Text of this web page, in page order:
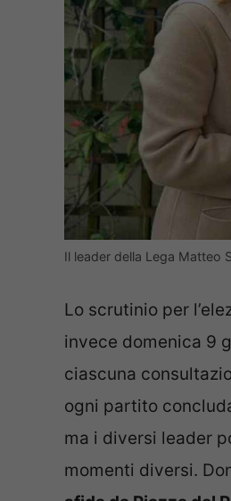
Il leader della Lega Matteo
Lo scrutinio per
invece domenica 9
ciascuna
ogni partito
ma i diversi leader
momenti diversi.